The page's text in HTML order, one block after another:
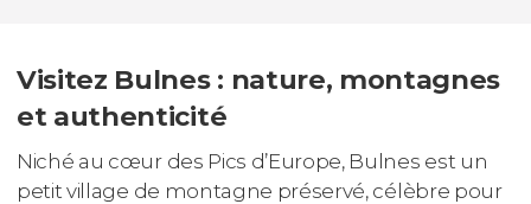
Visitez Bulnes : nature, montagnes
et authenticité
Niché au cœur des Pics d’Europe, Bulnes est un
petit village de montagne préservé, célèbre pour